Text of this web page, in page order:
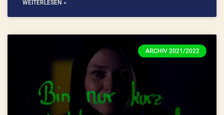
WEITERLESEN »
ARCHIV 2021/2022